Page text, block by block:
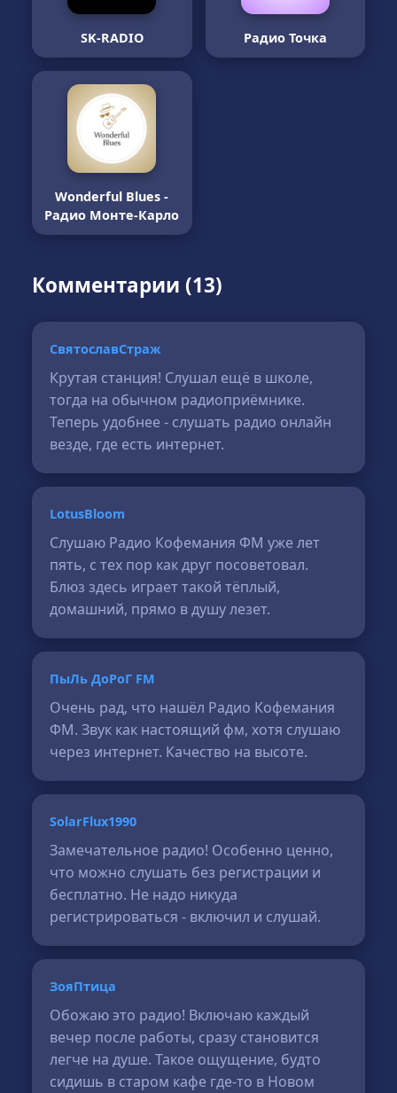
SK-RADIO Радио Точка
Wonderful Blues -
Радио Монте-Карло
Комментарии (13)
СвятославСтраж
Крутая станция! Слушал ещё в школе,
тогда на обычном радиоприёмнике.
Теперь удобнее - слушать радио онлайн
везде, где есть интернет.
LotusBloom
Слушаю Радио Кофемания ФМ уже лет
пять, с тех пор как друг посоветовал.
Блюз здесь играет такой тёплый,
домашний, прямо в душу лезет.
ПыЛь ДоРоГ FM
Очень рад, что нашёл Радио Кофемания
ФМ. Звук как настоящий фм, хотя слушаю
через интернет. Качество на высоте.
SolarFlux1990
Замечательное радио! Особенно ценно,
что можно слушать без регистрации и
бесплатно. Не надо никуда
регистрироваться - включил и слушай.
ЗояПтица
Обожаю это радио! Включаю каждый
вечер после работы, сразу становится
легче на душе. Такое ощущение, будто
сидишь в старом кафе где-то в Новом